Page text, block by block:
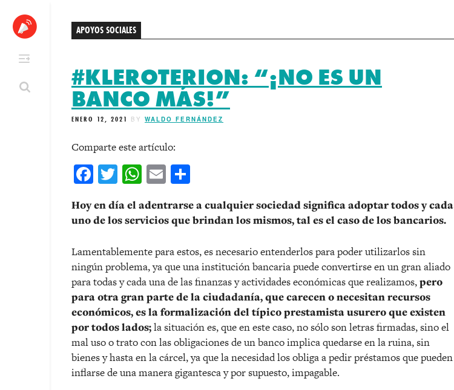
content
APOYOS SOCIALES
#KLEROTERION: “¡NO ES UN
BANCO MÁS!”
ENERO 12, 2021 BY WALDO FERNÁNDEZ
Comparte este artículo:
Facebook
Twitter
WhatsApp
Email
Hoy en día el adentrarse a cualquier sociedad significa adoptar todos y cada
uno de los servicios que brindan los mismos, tal es el caso de los bancarios.
Lamentablemente para estos, es necesario entenderlos para poder utilizarlos sin
ningún problema, ya que una institución bancaria puede convertirse en un gran aliado
para todas y cada una de las finanzas y actividades económicas que realizamos,pero
para otra gran parte de la ciudadanía, que carecen o necesitan recursos
económicos, es la formalización del típico prestamista usurero que existen
por todos lados;la situación es, que en este caso, no sólo son letras firmadas, sino el
mal uso o trato con las obligaciones de un banco implica quedarse en la ruina, sin
bienes y hasta en la cárcel, ya que la necesidad los obliga a pedir préstamos que pueden
inflarse de una manera gigantesca y por supuesto, impagable.